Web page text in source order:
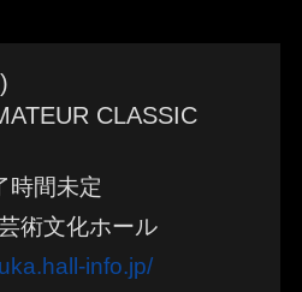
CLASSIC
時間未定
術文化ホール
info.jp/